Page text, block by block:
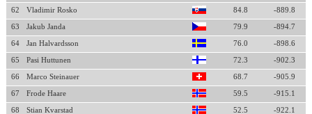
62 Vladimir Rosko 84.8 -889.8
63 Jakub Janda 79.9 -894.7
64 Jan Halvardsson 76.0 -898.6
65 Pasi Huttunen 72.3 -902.3
66 Marco Steinauer 68.7 -905.9
67 Frode Haare 59.5 -915.1
68 Stian Kvarstad 52.5 -922.1